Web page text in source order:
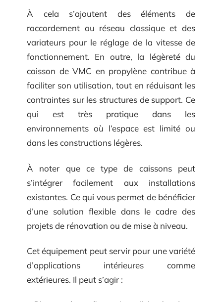
À cela s’ajoutent des éléments de
raccordement au réseau classique et des
variateurs pour le réglage de la vitesse de
fonctionnement. En outre, la légèreté du
caisson de VMC en propylène contribue à
faciliter son utilisation, tout en réduisant les
contraintes sur les structures de support. Ce
qui est très pratique dans les
environnements où l’espace est limité ou
dans les constructions légères.
À noter que ce type de caissons peut
s’intégrer facilement aux installations
existantes. Ce qui vous permet de bénéficier
d’une solution flexible dans le cadre des
projets de rénovation ou de mise à niveau.
Cet équipement peut servir pour une variété
d’applications intérieures comme
extérieures. Il peut s’agir :